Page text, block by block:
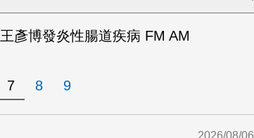
王彥博發炎性腸道疾病 FM AM
7 8 9
2026/08/06